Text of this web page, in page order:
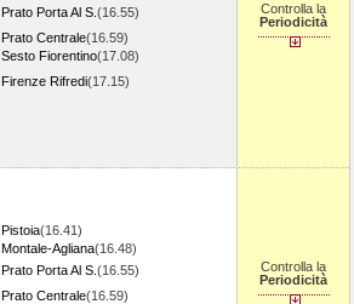
Prato Porta Al S. (16.55)
Prato Centrale(16.59)
Sesto Fiorentino(17.08)
Firenze Rifredi(17.15)
Controlla la
Periodicità
Pistoia(16.41)
Montale-Agliana(16.48)
Prato Porta Al S. (16.55)
Prato Centrale(16.59)
Controlla la
Periodicità